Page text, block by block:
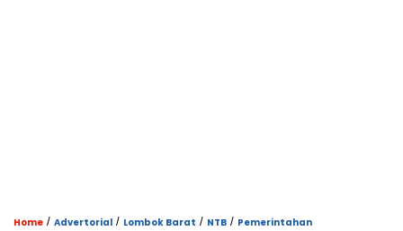
Home / Advertorial / Lombok Barat / NTB / Pemerintahan